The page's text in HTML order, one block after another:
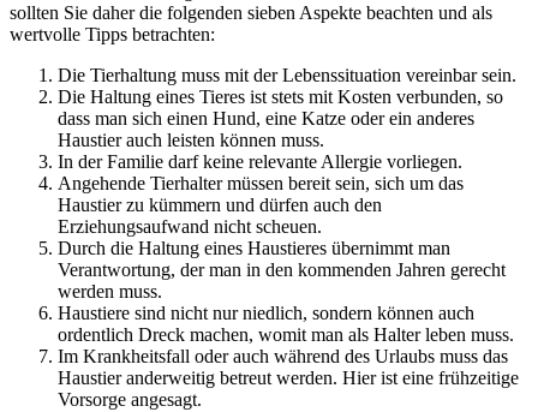
sollten Sie daher die folgenden sieben Aspekte beachten und als
wertvolle Tipps betrachten:
Die Tierhaltung muss mit der Lebenssituation vereinbar sein.
Die Haltung eines Tieres ist stets mit Kosten verbunden, so
dass man sich einen Hund, eine Katze oder ein anderes
Haustier auch leisten können muss.
In der Familie darf keine relevante Allergie vorliegen.
Angehende Tierhalter müssen bereit sein, sich um das
Haustier zu kümmern und dürfen auch den
Erziehungsaufwand nicht scheuen.
Durch die Haltung eines Haustieres übernimmt man
Verantwortung, der man in den kommenden Jahren gerecht
werden muss.
Haustiere sind nicht nur niedlich, sondern können auch
ordentlich Dreck machen, womit man als Halter leben muss.
Im Krankheitsfall oder auch während des Urlaubs muss das
Haustier anderweitig betreut werden. Hier ist eine frühzeitige
Vorsorge angesagt.